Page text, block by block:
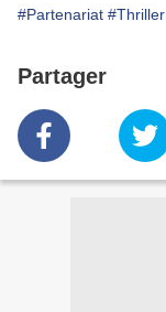
#Partenariat #Thriller
Partager